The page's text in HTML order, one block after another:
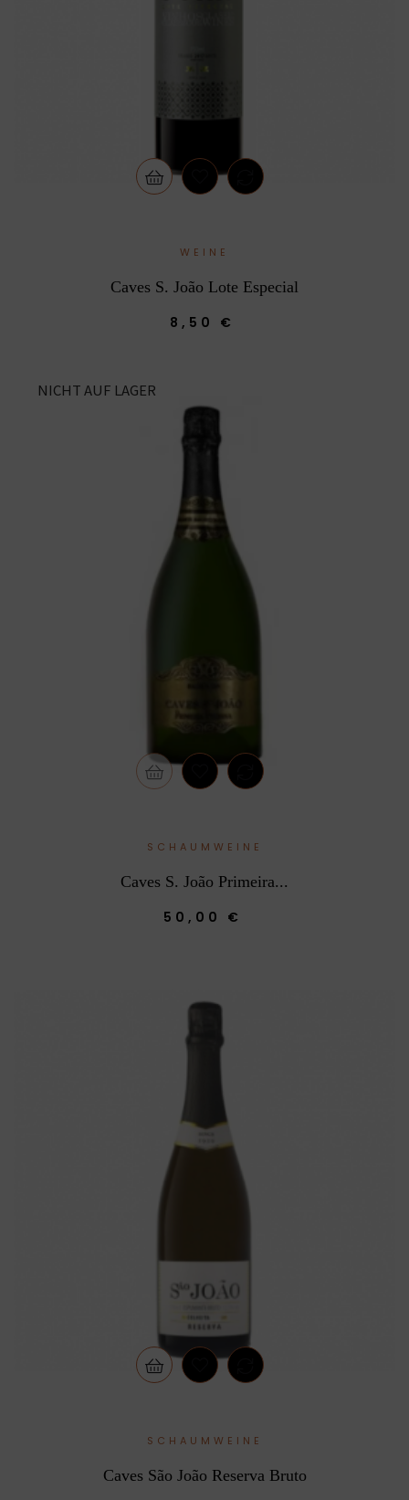
WEINE
Caves S. João Lote Especial
8,50 €
NICHT AUF LAGER
SCHAUMWEINE
Caves S. João Primeira...
50,00 €
SCHAUMWEINE
Caves São João Reserva Bruto